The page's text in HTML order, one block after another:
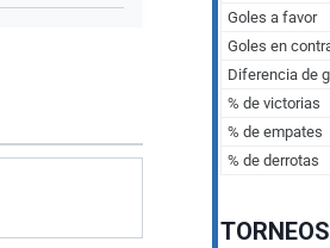
TORNEOS